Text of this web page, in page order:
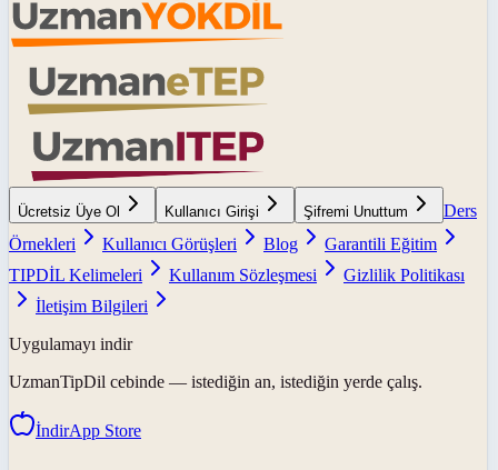
Ücretsiz Üye Ol Kullanıcı Girişi Şifremi Unuttum
Ders
Örnekleri
Kullanıcı Görüşleri Blog
Garantili Eğitim
TIPDİL Kelimeleri
Kullanım Sözleşmesi
Gizlilik Politikası
İletişim Bilgileri
Uygulamayı indir
UzmanTipDil cebinde — istediğin an, istediğin yerde çalış.
İndirApp Store